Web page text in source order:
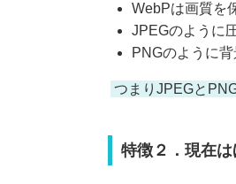
WebPは画質を
JPEGのように
PNGのように
つまりJPEGと
特徴２．現在